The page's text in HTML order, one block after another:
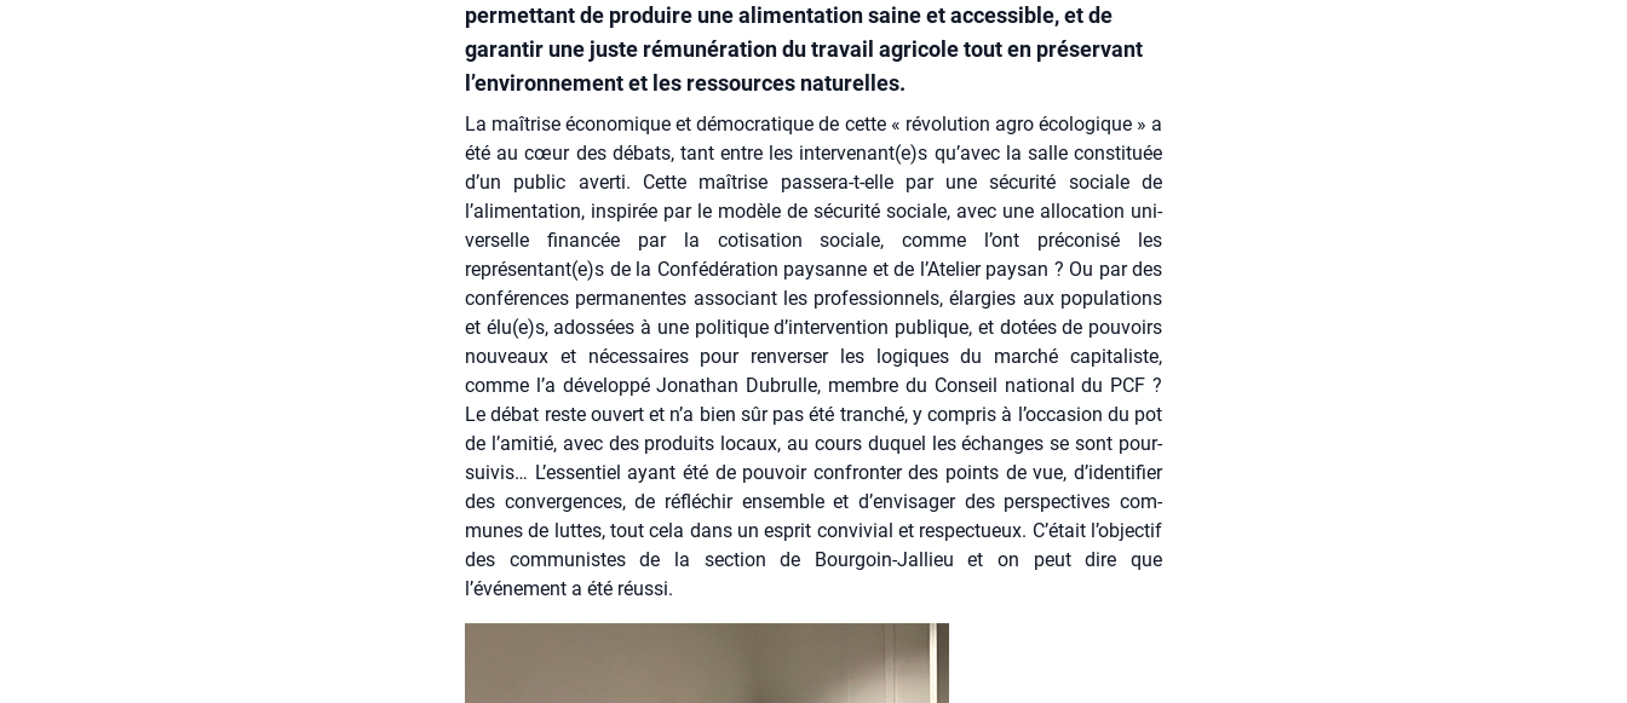
permettant de produire une alimentation saine et accessible, et de
garantir une juste rémunération du travail agricole tout en préservant
l’environnement et les ressources naturelles.
La maî­trise éco­no­mique et démo­cra­tique de cette « révo­lu­tion agro éco­lo­gique » a
été au cœur des débats, tant entre les intervenant(e)s qu’avec la salle consti­tuée
d’un public aver­ti. Cette maî­trise pas­se­ra-t-elle par une sécu­ri­té sociale de
l’alimentation, ins­pi­rée par le modèle de sécu­ri­té sociale, avec une allo­ca­tion uni­
ver­selle finan­cée par la coti­sa­tion sociale, comme l’ont pré­co­ni­sé les
représentant(e)s de la Confé­dé­ra­tion pay­sanne et de l’Atelier pay­san ? Ou par des
confé­rences per­ma­nentes asso­ciant les pro­fes­sion­nels, élar­gies aux popu­la­tions
et élu(e)s, ados­sées à une poli­tique d’intervention publique, et dotées de pou­voirs
nou­veaux et néces­saires pour ren­ver­ser les logiques du mar­ché capi­ta­liste,
comme l’a déve­lop­pé Jona­than Dubrulle, membre du Conseil natio­nal du PCF ?
Le débat reste ouvert et n’a bien sûr pas été tran­ché, y com­pris à l’occasion du pot
de l’amitié, avec des pro­duits locaux, au cours duquel les échanges se sont pour­
sui­vis… L’essentiel ayant été de pou­voir confron­ter des points de vue, d’identifier
des conver­gences, de réflé­chir ensemble et d’envisager des pers­pec­tives com­
munes de luttes, tout cela dans un esprit convi­vial et res­pec­tueux. C’était l’objectif
des com­mu­nistes de la sec­tion de Bour­goin-Jal­lieu et on peut dire que
l’événement a été réus­si.